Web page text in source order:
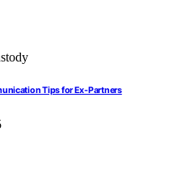
Tips for Ex-Partners